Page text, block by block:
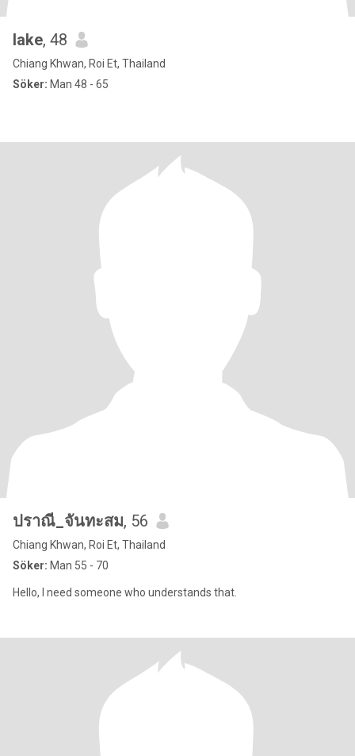
lake, 48
Chiang Khwan, Roi Et, Thailand
Söker: Man 48 - 65
ปราณี_จันทะสม, 56
Chiang Khwan, Roi Et, Thailand
Söker: Man 55 - 70
Hello, I need someone who understands that.